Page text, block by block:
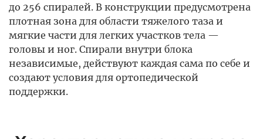
до 256 спиралей. В конструкции предусмотрена
плотная зона для области тяжелого таза и
мягкие части для легких участков тела —
головы и ног. Спирали внутри блока
независимые, действуют каждая сама по себе и
создают условия для ортопедической
поддержки.